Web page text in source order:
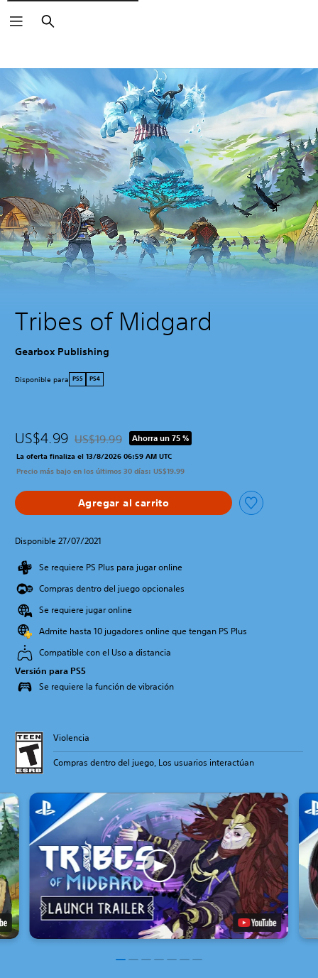
Buscar
Tribes of Midgard
Gearbox Publishing
Disponible para PS5 PS4
US$4.99 Rebajado del precio original de US$19.99
US$19.99 Ahorra un 75 %
La oferta finaliza el 13/8/2026 06:59 AM UTC
Precio más bajo en los últimos 30 días: US$19.99
Agregar al carrito
Disponible 27/07/2021
Se requiere PS Plus para jugar online
Compras dentro del juego opcionales
Se requiere jugar online
Admite hasta 10 jugadores online que tengan PS Plus
Compatible con el Uso a distancia
Versión para PS5
Se requiere la función de vibración
Violencia
Compras dentro del juego, Los usuarios interactúan